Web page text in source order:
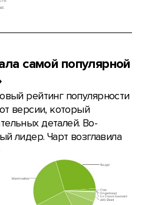
самой популярной
рейтинг популярности
версии, который
деталей. Во-
лидер. Чарт возглавила